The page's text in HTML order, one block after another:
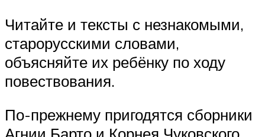
Читайте и тексты с незнакомыми,
старорусскими словами,
объясняйте их ребёнку по ходу
повествования.
По-прежнему пригодятся сборники